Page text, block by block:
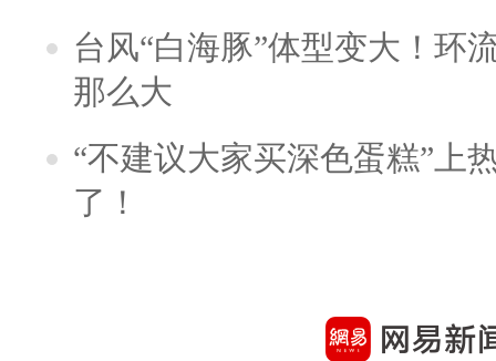
台风“白海豚”体型变大！环
那么大
“不建议大家买深色蛋糕”上
了！